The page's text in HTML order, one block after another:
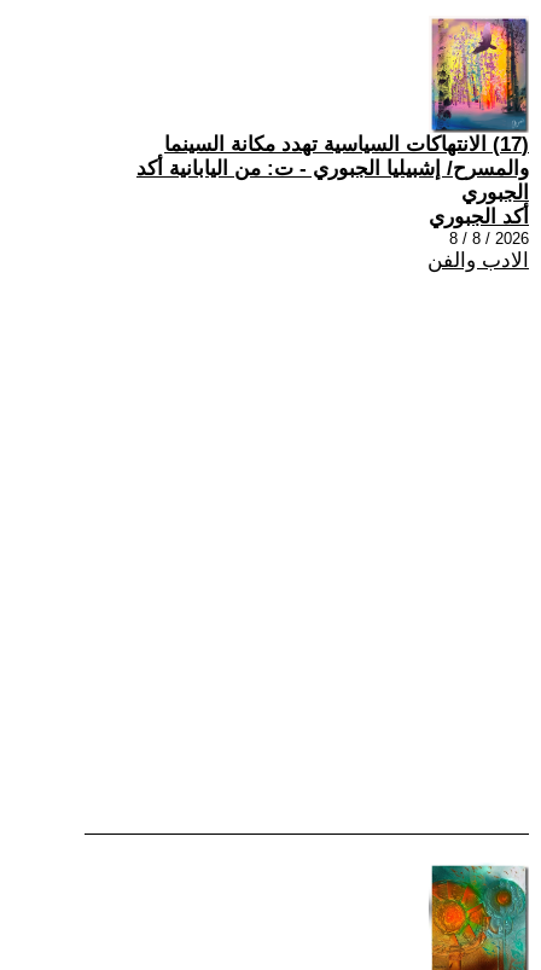
(17) الانتهاكات السياسية تهدد مكانة السينما
والمسرح/ إشبيليا الجبوري - ت: من اليابانية أكد
الجبوري
أكد الجبوري
2026 / 8 / 8
الادب والفن